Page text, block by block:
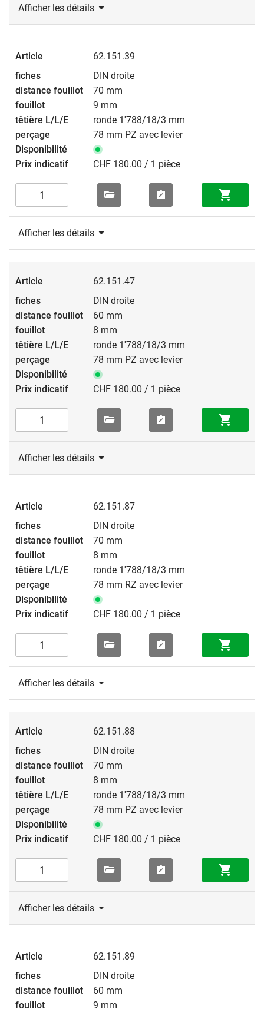
Afficher les détails
62.151.39
DIN droite
70 mm
9 mm
ronde 1'788/18/3 mm
78 mm PZ avec levier
CHF 180.00 / 1 pièce
Afficher les détails
62.151.47
DIN droite
60 mm
8 mm
ronde 1'788/18/3 mm
78 mm PZ avec levier
CHF 180.00 / 1 pièce
Afficher les détails
62.151.87
DIN droite
70 mm
8 mm
ronde 1'788/18/3 mm
78 mm RZ avec levier
CHF 180.00 / 1 pièce
Afficher les détails
62.151.88
DIN droite
70 mm
8 mm
ronde 1'788/18/3 mm
78 mm PZ avec levier
CHF 180.00 / 1 pièce
Afficher les détails
62.151.89
DIN droite
60 mm
9 mm